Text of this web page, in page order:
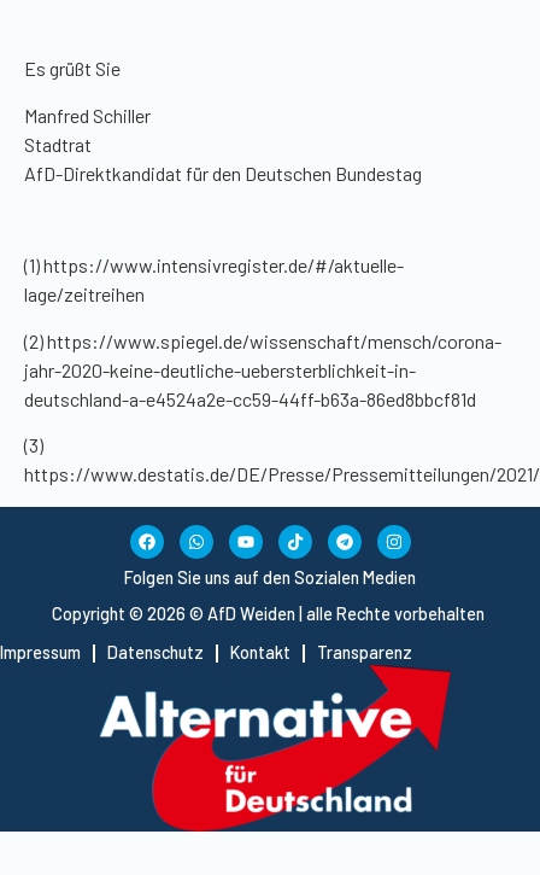
Es grüßt Sie
Manfred Schiller
Stadtrat
AfD-Direktkandidat für den Deutschen Bundestag
(1) https://www.intensivregister.de/#/aktuelle-
lage/zeitreihen
(2) https://www.spiegel.de/wissenschaft/mensch/corona-
jahr-2020-keine-deutliche-uebersterblichkeit-in-
deutschland-a-e4524a2e-cc59-44ff-b63a-86ed8bbcf81d
(3)
https://www.destatis.de/DE/Presse/Pressemitteilungen/2021/
Copyright © 2026 © AfD Weiden | alle Rechte vorbehalten
Impressum
Datenschutz Kontakt Transparenz
Folgen Sie uns auf den Sozialen Medien